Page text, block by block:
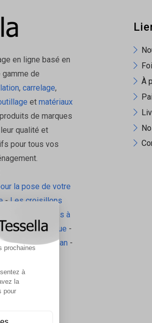
assure un collage efficace même sur des
rapidement les zones jointées, ce qui est
sous kraft
pour s’adapter aux panneaux isolants
vos besoins
mm, vous pouvez choisir le format le plus
carton de 36 rouleaux, ce ruban se
pour une pose optimale
Assurez-vous que les surfaces soient
en ligne basé en
gamme de
, carrelage,
et matériaux
de marques
qualité et
pour tous vos
la pose de votre
- Les croisillons
Les plinthes à
écologique -
Radiateurs Brugman -
À